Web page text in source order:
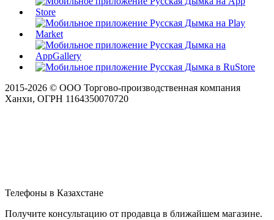
2015-2026 © ООО Торгово-производственная компания
Ханхи, ОГРН 1164350070720
Телефоны в Казахстане
Получите консультацию от продавца в ближайшем магазине.